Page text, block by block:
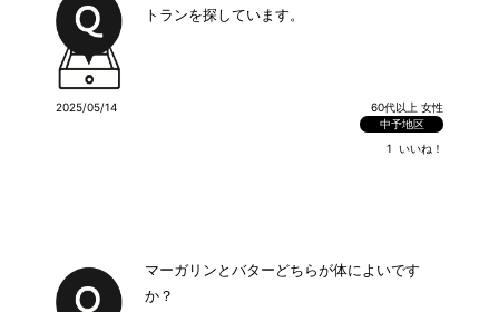
トランを探しています。
2025/05/14
60代以上 女性
中予地区
1 いいね！
マーガリンとバターどちらが体によいです
か？